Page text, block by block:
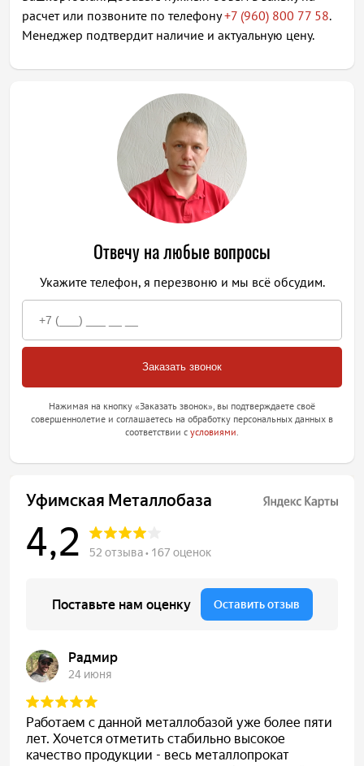
расчет или позвоните по телефону+7 (960) 800 77 58.
Менеджер подтвердит наличие и актуальную цену.
Отвечу на любые вопросы
Укажите телефон, я перезвоню и мы всё обсудим.
Нажимая на кнопку «Заказать звонок», вы подтверждаете своё
совершеннолетие и соглашаетесь на обработку персональных данных в
соответствии с условиями.